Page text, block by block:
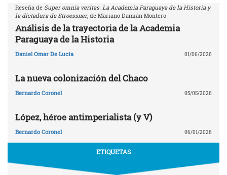
Reseña de Super omnia veritas. La Academia Paraguaya de la Historia y
la dictadura de Stroessner, de Mariano Damián Montero
Análisis de la trayectoria de la Academia
Paraguaya de la Historia
Daniel Omar De Lucía 01/06/2026
La nueva colonización del Chaco
Bernardo Coronel 05/05/2026
López, héroe antimperialista (y V)
Bernardo Coronel 06/01/2026
ETIQUETAS